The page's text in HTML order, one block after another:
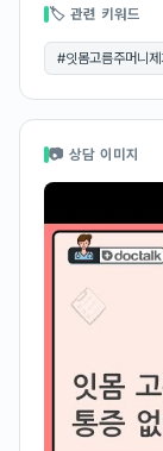
🏷 관련 키워드
#잇몸고름주머니
📷 상담 이미지